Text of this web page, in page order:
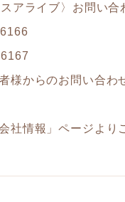
アライブ〉お問い合
様からのお問い合わ
社情報」ページより